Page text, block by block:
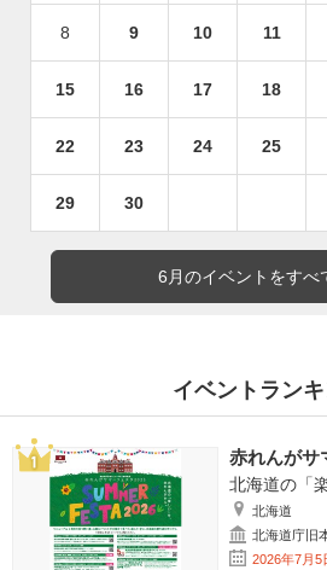
8 9 10 11
15 16 17 18
22 23 24 25
29 30
6月のイベントをすべ
イベントラン
赤れんがサ
北海道の「
北海道
北海道庁旧
2026年7月5